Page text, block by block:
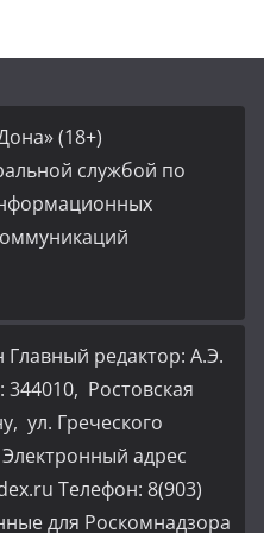
(18+)
службой по
редактор: А.Э.
Ростовская
ул. Греческого
адрес
Телефон: 8(903)
для Роскомнадзора